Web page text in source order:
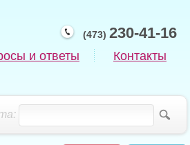
(473) 230-41-16
и ответы Контакты